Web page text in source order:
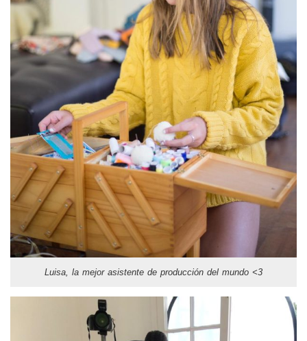
Luisa, la mejor asistente de producción del mundo <3